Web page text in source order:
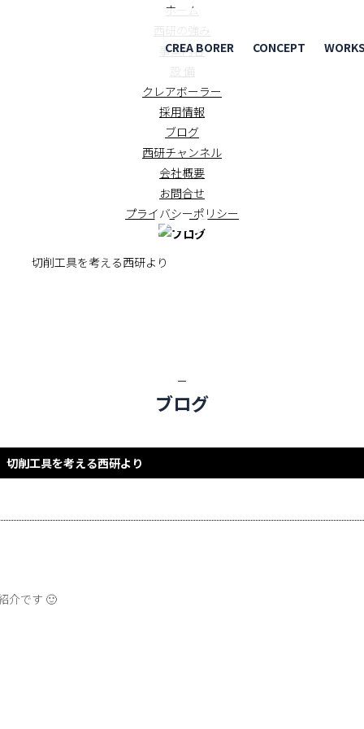
ホーム
西研の強み
事業内容
設 備
クレアボーラー
採用情報
ブログ
西研チャンネル
会社概要
お問合せ
プライバシーポリシー
CREA BORER CONCEPT WORKS
ブログ
切削工具を考える西研より
ブログ
工具を考える西研より
介です 🙂